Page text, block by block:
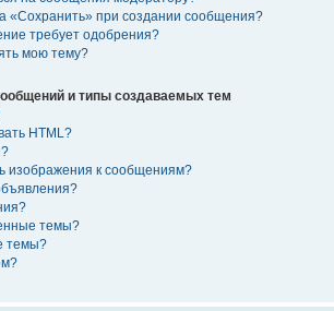
«Сохранить» при создании сообщения?
требует одобрения?
мою тему?
и типы создаваемых тем
HTML?
изображения к сообщениям?
темы?
темы?